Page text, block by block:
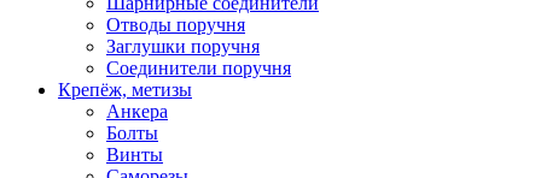
Отводы поручня
Заглушки поручня
Соединители поручня
Крепёж, метизы
Анкера
Болты
Винты